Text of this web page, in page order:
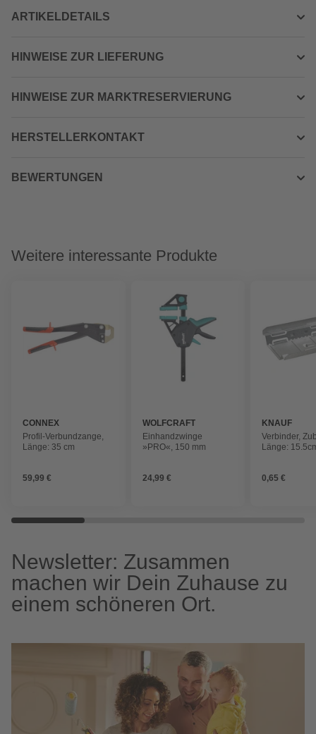
ARTIKELDETAILS
HINWEISE ZUR LIEFERUNG
HINWEISE ZUR MARKTRESERVIERUNG
HERSTELLERKONTAKT
BEWERTUNGEN
Weitere interessante Produkte
CONNEX
Profil-Verbundzange,
Länge: 35 cm
59,99 €
WOLFCRAFT
Einhandzwinge
»PRO«, 150 mm
24,99 €
KNAUF
Verbinder,
Länge:
0,65 €
Newsletter: Zusammen
machen wir Dein Zuhause zu
einem schöneren Ort.